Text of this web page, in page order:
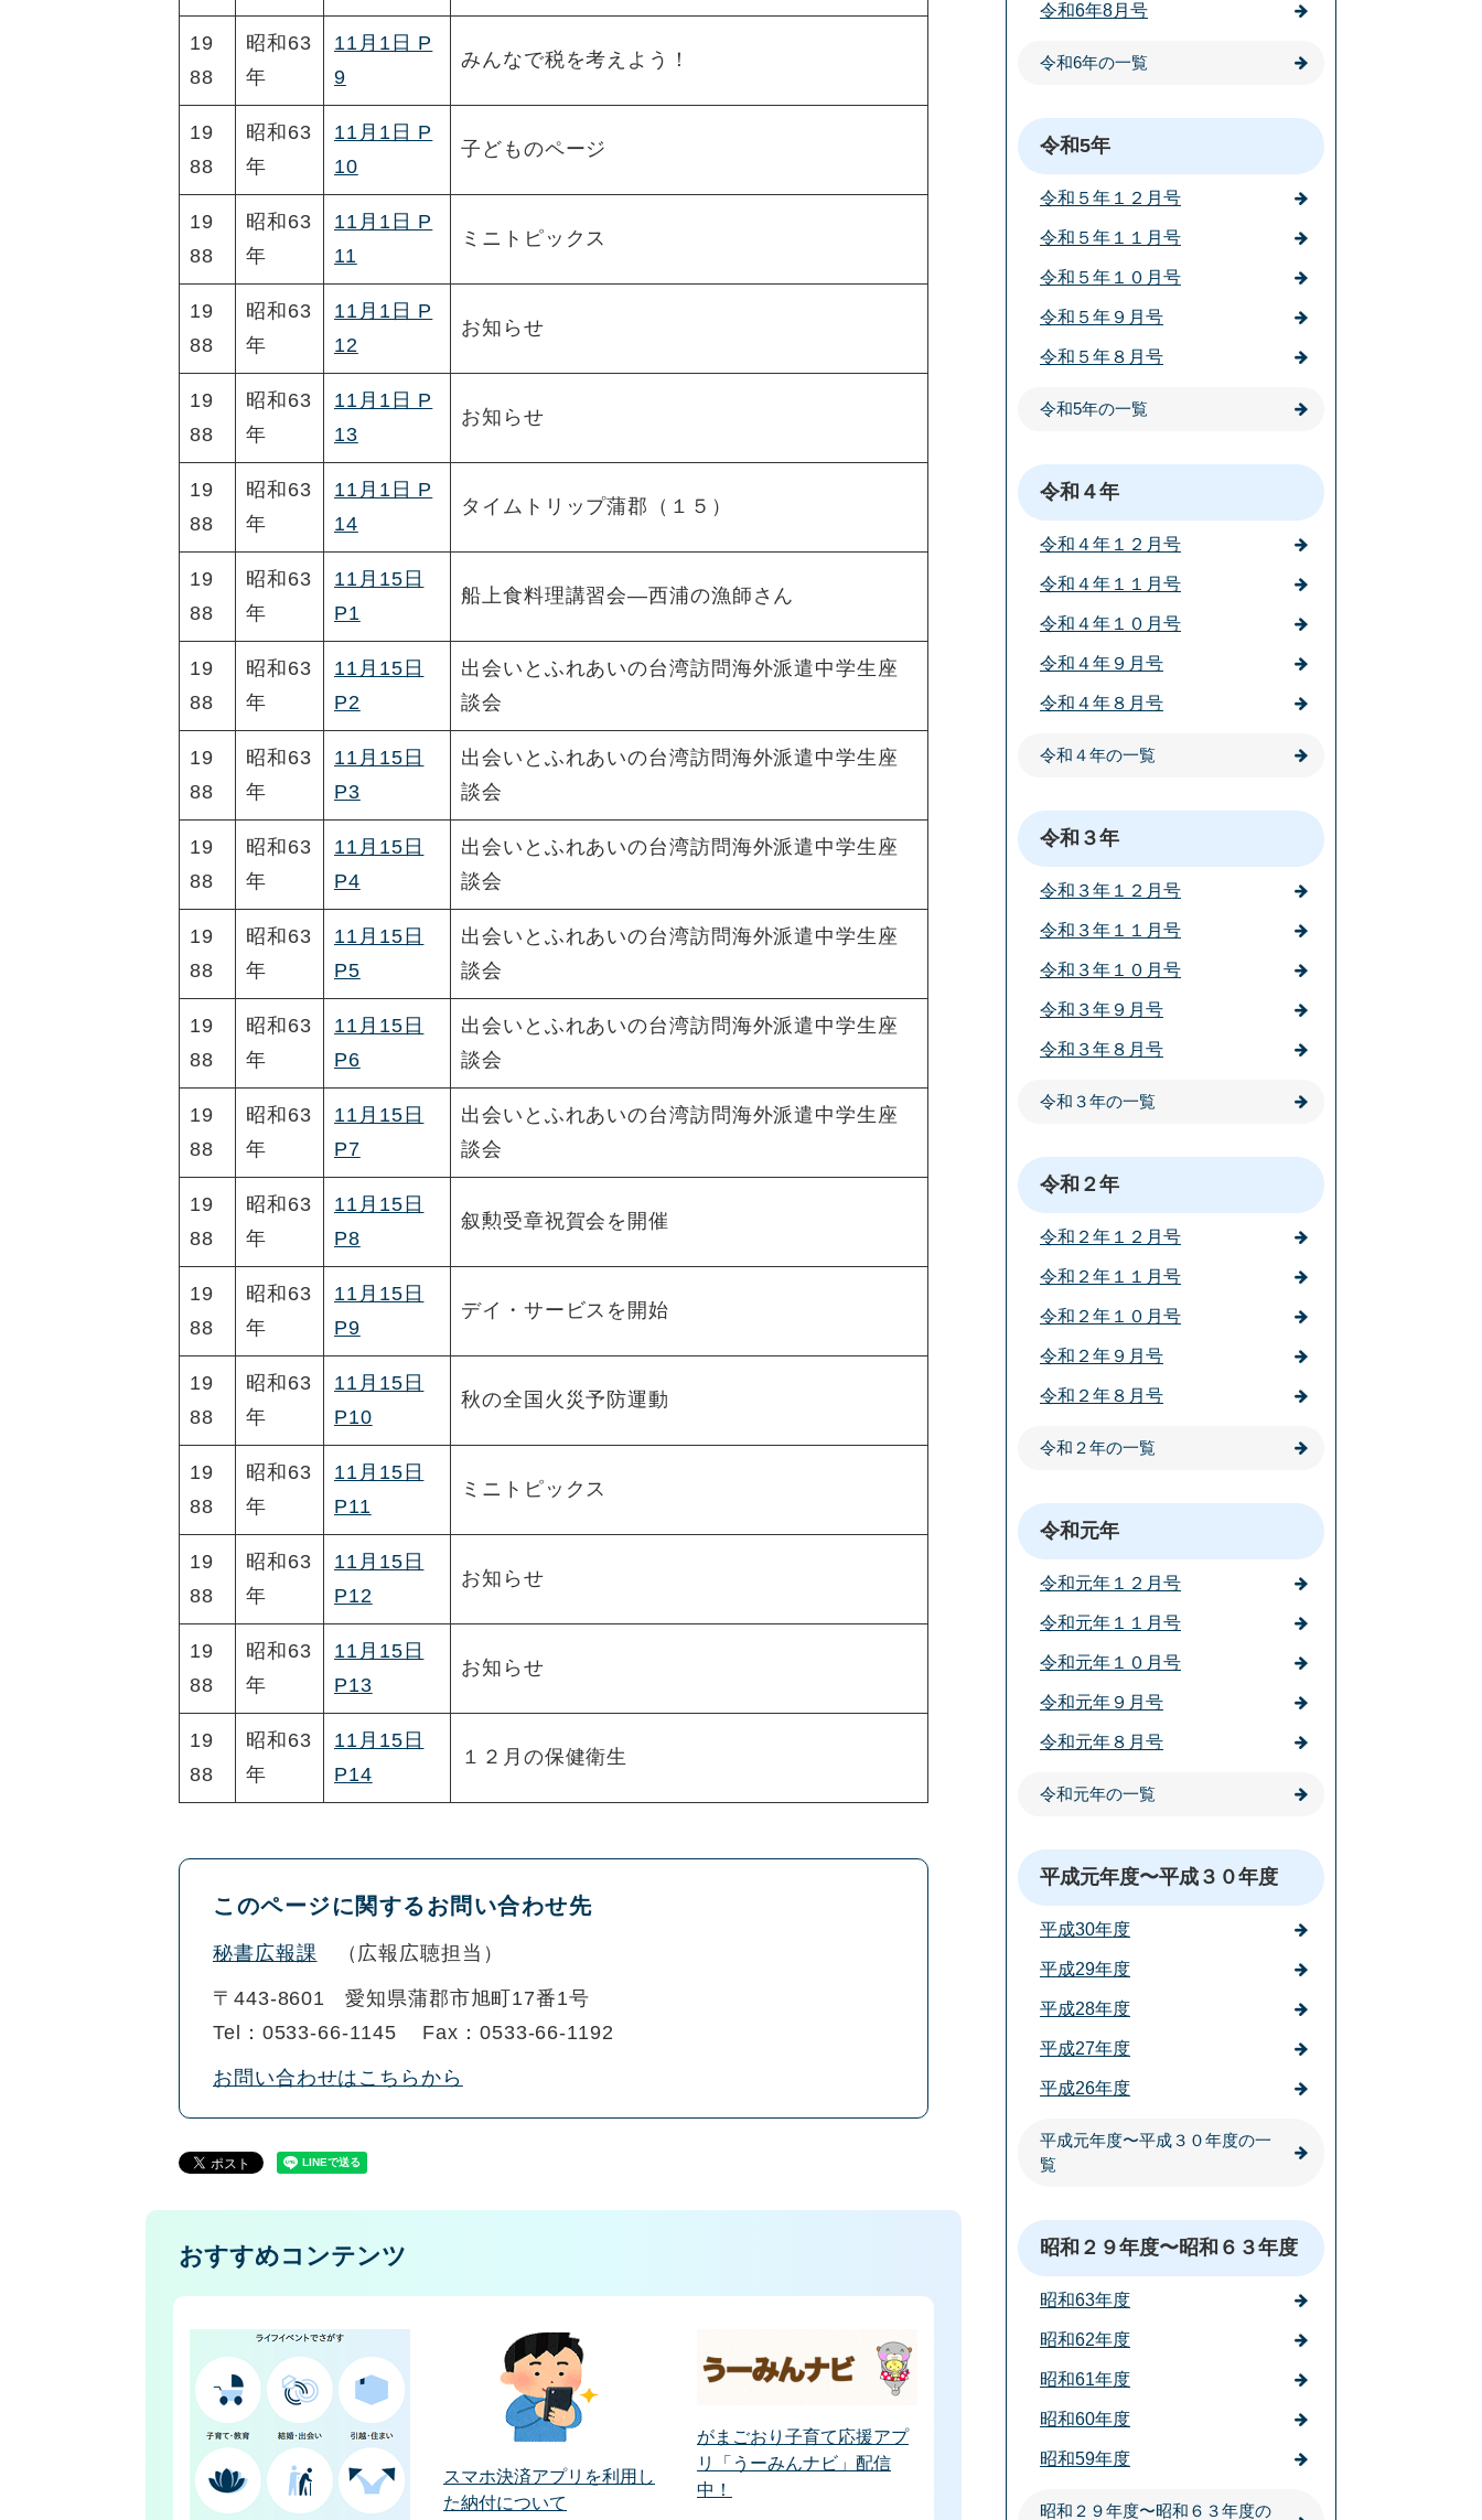
19
88
昭和63
年
11月1日 P
9
みんなで税を考えよう！
19
88
昭和63
年
11月1日 P
10
子どものページ
19
88
昭和63
年
11月1日 P
11
ミニトピックス
19
88
昭和63
年
11月1日 P
12
お知らせ
19
88
昭和63
年
11月1日 P
13
お知らせ
19
88
昭和63
年
11月1日 P
14
タイムトリップ蒲郡（１５）
19
88
昭和63
年
11月15日
P1
船上食料理講習会―西浦の漁師さん
19
88
昭和63
年
11月15日
P2
出会いとふれあいの台湾訪問海外派遣中学生座
談会
19
88
昭和63
年
11月15日
P3
出会いとふれあいの台湾訪問海外派遣中学生座
談会
19
88
昭和63
年
11月15日
P4
出会いとふれあいの台湾訪問海外派遣中学生座
談会
19
88
昭和63
年
11月15日
P5
出会いとふれあいの台湾訪問海外派遣中学生座
談会
19
88
昭和63
年
11月15日
P6
出会いとふれあいの台湾訪問海外派遣中学生座
談会
19
88
昭和63
年
11月15日
P7
出会いとふれあいの台湾訪問海外派遣中学生座
談会
19
88
昭和63
年
11月15日
P8
叙勲受章祝賀会を開催
19
88
昭和63
年
11月15日
P9
デイ・サービスを開始
19
88
昭和63
年
11月15日
P10
秋の全国火災予防運動
19
88
昭和63
年
11月15日
P11
ミニトピックス
19
88
昭和63
年
11月15日
P12
お知らせ
19
88
昭和63
年
11月15日
P13
お知らせ
19
88
昭和63
年
11月15日
P14
１２月の保健衛生
このページに関するお問い合わせ先
秘書広報課 広報広聴担当
〒443-8601
愛知県蒲郡市旭町17番1号
Tel：0533-66-1145
Fax：0533-66-1192
お問い合わせはこちらから
おすすめコンテンツ
スマホ決済アプリを利用し
た納付について
がまごおり子育て応援アプ
リ「うーみんナビ」配信
中！
令和6年8月号
令和6年の一覧
令和5年
令和５年１２月号
令和５年１１月号
令和５年１０月号
令和５年９月号
令和５年８月号
令和5年の一覧
令和４年
令和４年１２月号
令和４年１１月号
令和４年１０月号
令和４年９月号
令和４年８月号
令和４年の一覧
令和３年
令和３年１２月号
令和３年１１月号
令和３年１０月号
令和３年９月号
令和３年８月号
令和３年の一覧
令和２年
令和２年１２月号
令和２年１１月号
令和２年１０月号
令和２年９月号
令和２年８月号
令和２年の一覧
令和元年
令和元年１２月号
令和元年１１月号
令和元年１０月号
令和元年９月号
令和元年８月号
令和元年の一覧
平成元年度〜平成３０年度
平成30年度
平成29年度
平成28年度
平成27年度
平成26年度
平成元年度〜平成３０年度の一
覧
昭和２９年度〜昭和６３年度
昭和63年度
昭和62年度
昭和61年度
昭和60年度
昭和59年度
昭和２９年度〜昭和６３年度の